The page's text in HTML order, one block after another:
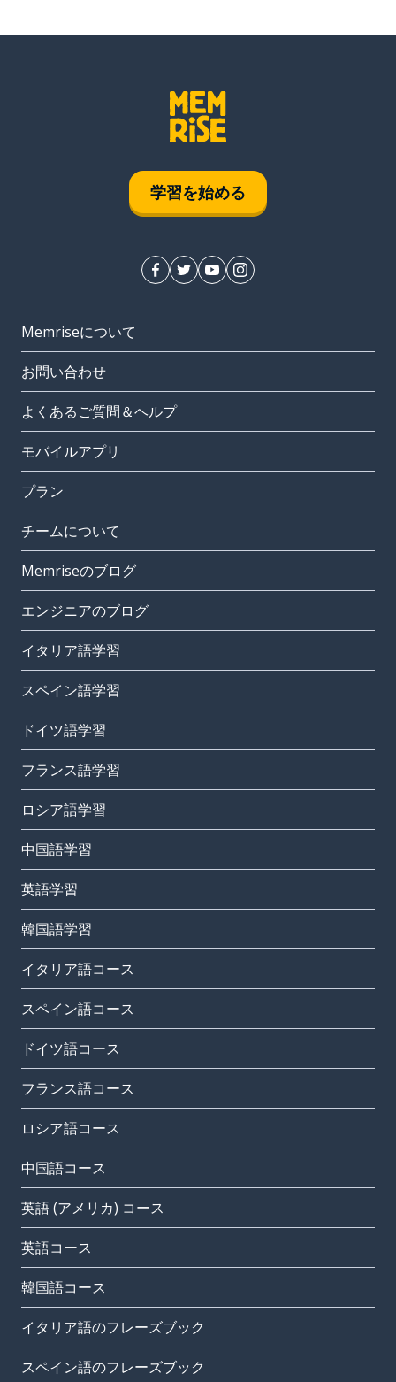
学習を始める
Memriseについて
お問い合わせ
よくあるご質問＆ヘルプ
モバイルアプリ
プラン
チームについて
Memriseのブログ
エンジニアのブログ
イタリア語学習
スペイン語学習
ドイツ語学習
フランス語学習
ロシア語学習
中国語学習
英語学習
韓国語学習
イタリア語コース
スペイン語コース
ドイツ語コース
フランス語コース
ロシア語コース
中国語コース
英語 (アメリカ) コース
英語コース
韓国語コース
イタリア語のフレーズブック
スペイン語のフレーズブック